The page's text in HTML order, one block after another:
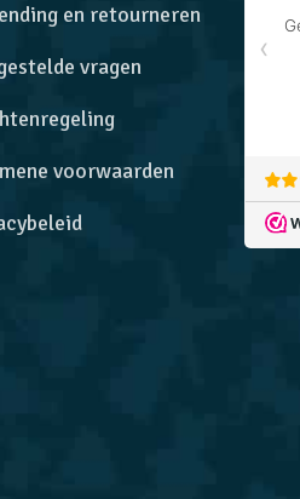
en retourneren
vragen
voorwaarden